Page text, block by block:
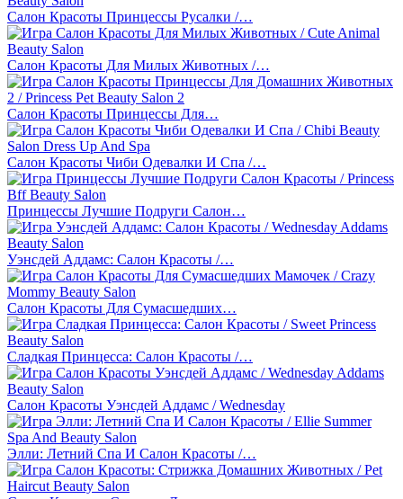
Салон Красоты Принцессы Русалки /…
Салон Красоты Для Милых Животных /…
Салон Красоты Принцессы Для…
Салон Красоты Чиби Одевалки И Спа /…
Принцессы Лучшие Подруги Салон…
Уэнсдей Аддамс: Салон Красоты /…
Салон Красоты Для Сумасшедших…
Сладкая Принцесса: Салон Красоты /…
Салон Красоты Уэнсдей Аддамс / Wednesday
Элли: Летний Спа И Салон Красоты /…